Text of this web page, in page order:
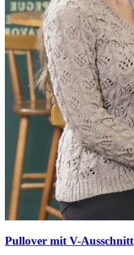
Pullover mit V-Ausschnitt